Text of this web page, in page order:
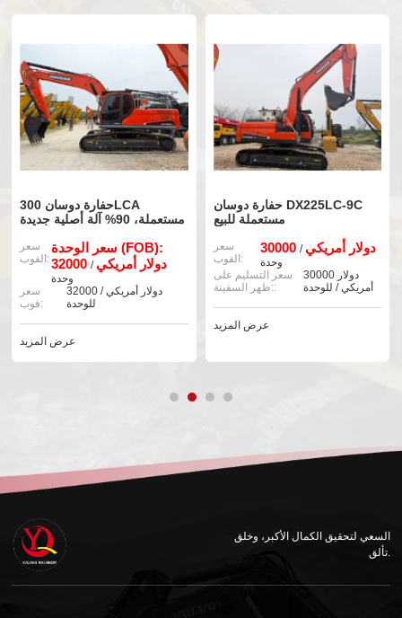
حفارة دوسان 300LCA
مستعملة، 90% آلة أصلية جديدة
سعر
الفوب:
سعر الوحدة (FOB):
32000 دولار أمريكي /
وحدة
سعر
فوب:
32000 دولار أمريكي /
للوحدة
عرض المزيد
حفارة دوسان DX225LC-9C
مستعملة للبيع
سعر
الفوب:
30000 دولار أمريكي /
وحدة
سعر التسليم على
ظهر السفينة::
30000 دولار
أمريكي / للوحدة
عرض المزيد
السعي لتحقيق الكمال الأكبر، وخلق
تألق.